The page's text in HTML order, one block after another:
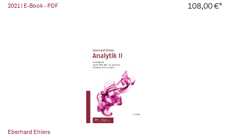
2021 | E-Book - PDF 108,00 €*
Eberhard Ehlers